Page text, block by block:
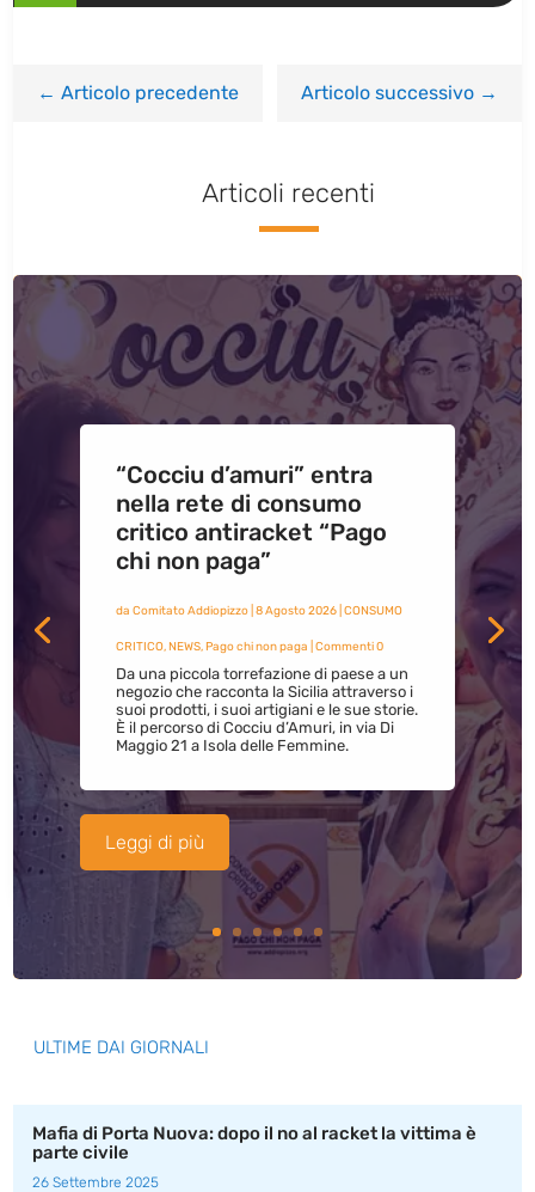
←Articolo precedente Articolo successivo→
Articoli recenti
“Cocciu d’amuri” entra
nella rete di consumo
critico antiracket “Pago
chi non paga”
da Comitato Addiopizzo| 8 Agosto 2026| CONSUMO
CRITICO,NEWS,Pago chi non paga | Commenti 0
Da una piccola torrefazione di paese a un
negozio che racconta la Sicilia attraverso i
suoi prodotti, i suoi artigiani e le sue storie.
È il percorso di Cocciu d’Amuri, in via Di
Maggio 21 a Isola delle Femmine.
Leggi di più
ULTIME DAI GIORNALI
Mafia di Porta Nuova: dopo il no al racket la vittima è
parte civile
26 Settembre 2025